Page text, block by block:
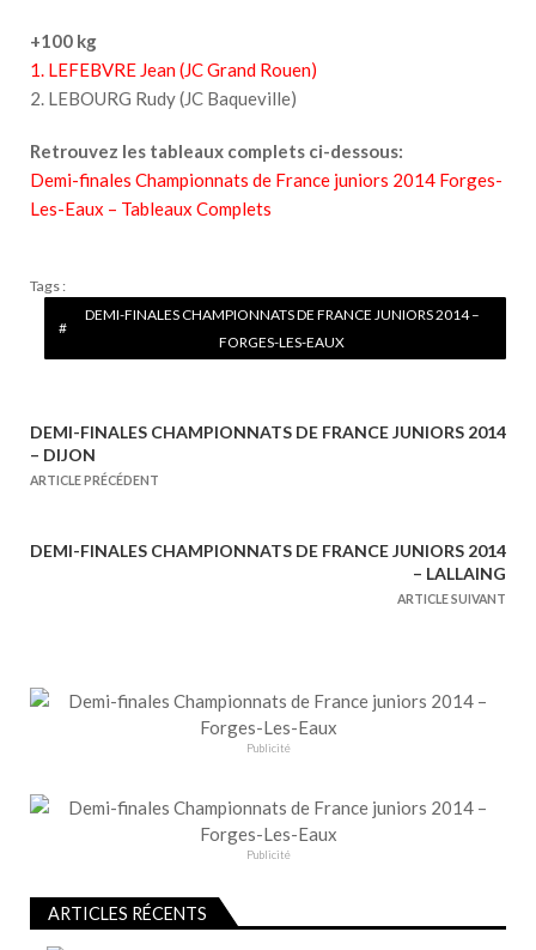
+100 kg
1. LEFEBVRE Jean (JC Grand Rouen)
2. LEBOURG Rudy (JC Baqueville)
Retrouvez les tableaux complets ci-dessous:
Demi-finales Championnats de France juniors 2014 Forges-
Les-Eaux – Tableaux Complets
Tags :
DEMI-FINALES CHAMPIONNATS DE FRANCE JUNIORS 2014 –
FORGES-LES-EAUX
N
a
i
o
e
DEMI-FINALES CHAMPIONNATS DE FRANCE JUNIORS 2014
– DIJON
ARTICLE PRÉCÉDENT
DEMI-FINALES CHAMPIONNATS DE FRANCE JUNIORS 2014
– LALLAING
ARTICLE SUIVANT
Publicité
Publicité
ARTICLES RÉCENTS